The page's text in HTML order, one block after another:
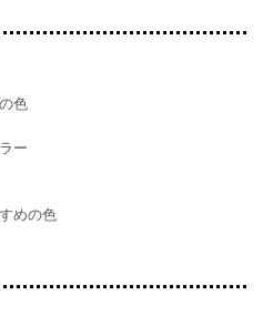
色
ー
めの色